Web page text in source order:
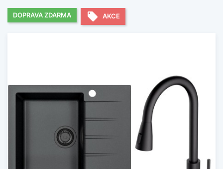
DOPRAVA ZDARMA local_offer AKCE